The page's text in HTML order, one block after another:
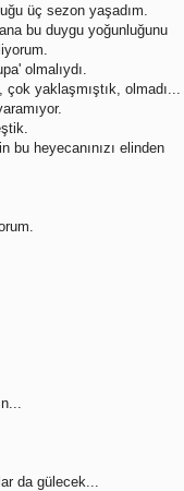
üç sezon yaşadım.
bu duygu yoğunluğunu
olmalıydı.
yaklaşmıştık, olmadı...
bu heyecanınızı elinden
da gülecek...